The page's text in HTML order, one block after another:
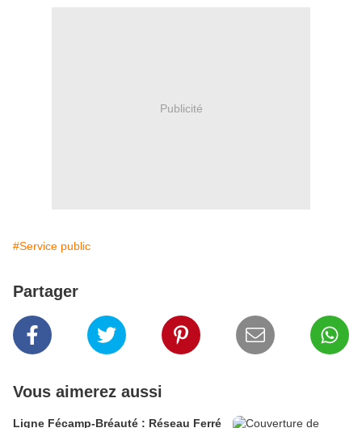
Publicité
#Service public
Partager
Vous aimerez aussi
Ligne Fécamp-Bréauté : Réseau Ferré